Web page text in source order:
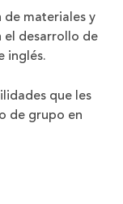
materiales y
el desarrollo de
inglés.
que les
de grupo en